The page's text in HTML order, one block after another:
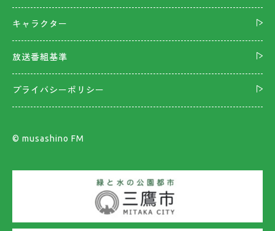
キャラクター
放送番組基準
プライバシーポリシー
©︎ musashino FM